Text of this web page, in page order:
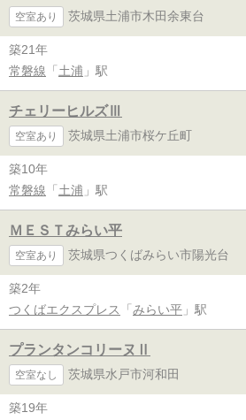
空室あり 茨城県土浦市木田余東台
築21年
常磐線 「 土浦 」駅
チェリーヒルズⅢ
空室あり 茨城県土浦市桜ケ丘町
築10年
常磐線 「 土浦 」駅
ＭＥＳＴみらい平
空室あり 茨城県つくばみらい市陽光台
築2年
つくばエクスプレス
「 みらい平 」駅
プランタンコリーヌⅡ
空室なし 茨城県水戸市河和田
築19年